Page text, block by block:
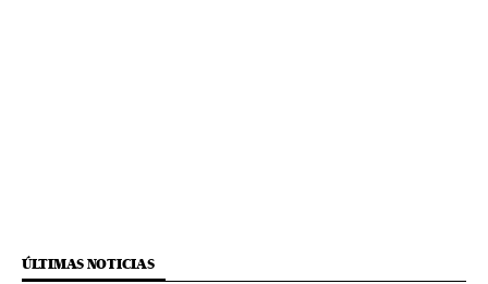
ÚLTIMAS NOTICIAS